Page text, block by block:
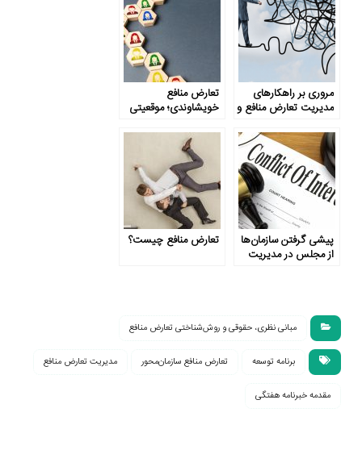
مروری بر راهکارهای
مدیریت تعارض منافع و
تعارض منافع
خویشاوندی؛ موقعیتی
پیشی گرفتن سازمان‌ها
از مجلس در مدیریت
تعارض منافع چیست؟
مبانی نظری، حقوقی و روش‌شناختی تعارض منافع
برنامه توسعه تعارض منافع سازمان‌محور مدیریت تعارض منافع
مقدمه خبرنامه هفتگی